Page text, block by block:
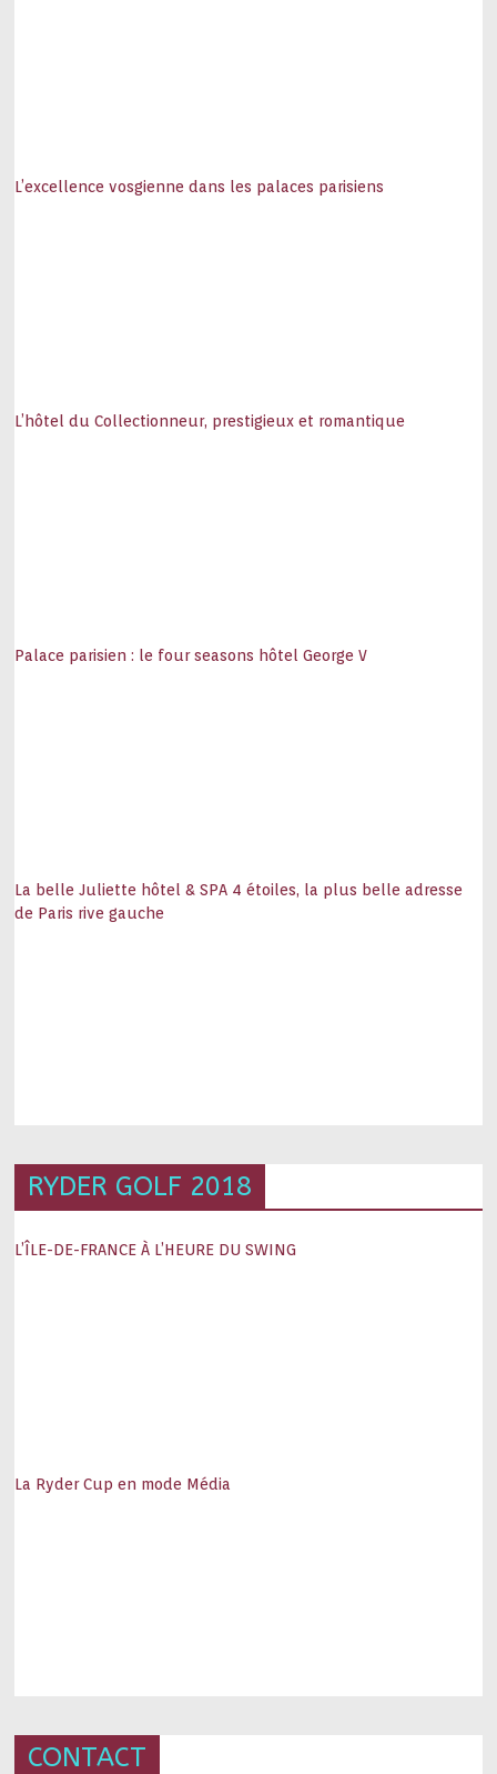
L’excellence vosgienne dans les palaces parisiens
L’hôtel du Collectionneur, prestigieux et romantique
Palace parisien : le four seasons hôtel George V
La belle Juliette hôtel & SPA 4 étoiles, la plus belle adresse
de Paris rive gauche
RYDER GOLF 2018
L’ÎLE-DE-FRANCE À L’HEURE DU SWING
La Ryder Cup en mode Média
CONTACT